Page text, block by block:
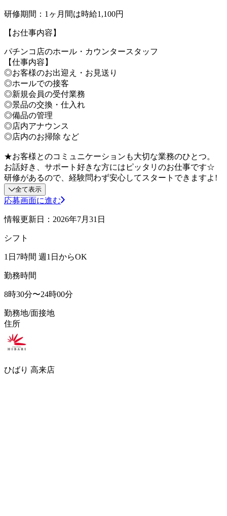
研修期間：1ヶ月間は時給1,100円
【お仕事内容】
パチンコ店のホール・カウンタースタッフ
【仕事内容】
◎お客様のお出迎え・お見送り
◎ホールでの接客
◎新規会員の受付業務
◎景品の交換・仕入れ
◎備品の管理
◎店内アナウンス
◎店内のお掃除 など
★お客様とのコミュニケーションも大切な業務のひとつ。
お話好き、サポート好きな方にはピッタリのお仕事です☆
研修があるので、経験問わず安心してスタートできますよ!
全て表示
応募画面に進む
情報更新日：2026年7月31日
シフト
1日7時間 週1日からOK
勤務時間
8時30分〜24時00分
勤務地/面接地
住所
ひばり 高来店